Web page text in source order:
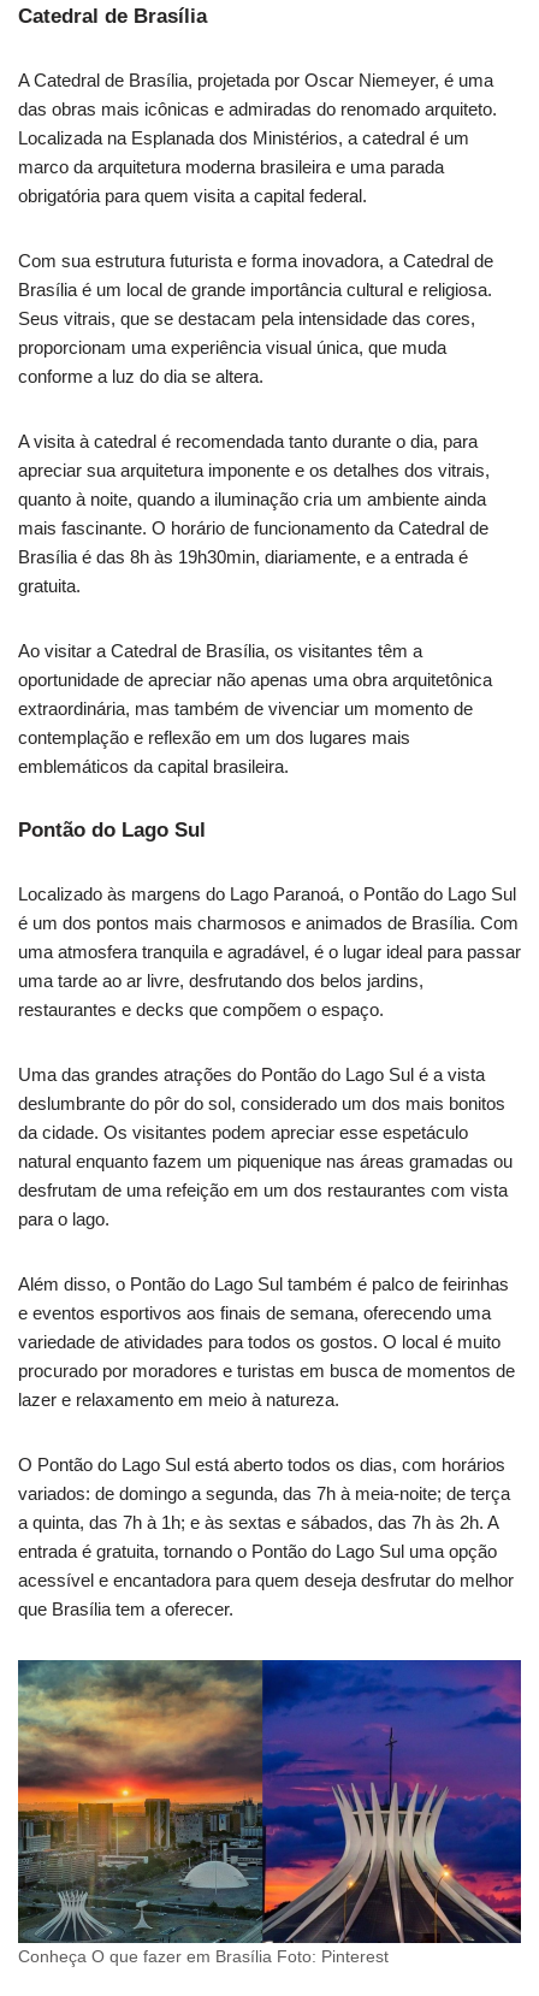
Catedral de Brasília
A Catedral de Brasília, projetada por Oscar Niemeyer, é uma
das obras mais icônicas e admiradas do renomado arquiteto.
Localizada na Esplanada dos Ministérios, a catedral é um
marco da arquitetura moderna brasileira e uma parada
obrigatória para quem visita a capital federal.
Com sua estrutura futurista e forma inovadora, a Catedral de
Brasília é um local de grande importância cultural e religiosa.
Seus vitrais, que se destacam pela intensidade das cores,
proporcionam uma experiência visual única, que muda
conforme a luz do dia se altera.
A visita à catedral é recomendada tanto durante o dia, para
apreciar sua arquitetura imponente e os detalhes dos vitrais,
quanto à noite, quando a iluminação cria um ambiente ainda
mais fascinante. O horário de funcionamento da Catedral de
Brasília é das 8h às 19h30min, diariamente, e a entrada é
gratuita.
Ao visitar a Catedral de Brasília, os visitantes têm a
oportunidade de apreciar não apenas uma obra arquitetônica
extraordinária, mas também de vivenciar um momento de
contemplação e reflexão em um dos lugares mais
emblemáticos da capital brasileira.
Pontão do Lago Sul
Localizado às margens do Lago Paranoá, o Pontão do Lago Sul
é um dos pontos mais charmosos e animados de Brasília. Com
uma atmosfera tranquila e agradável, é o lugar ideal para passar
uma tarde ao ar livre, desfrutando dos belos jardins,
restaurantes e decks que compõem o espaço.
Uma das grandes atrações do Pontão do Lago Sul é a vista
deslumbrante do pôr do sol, considerado um dos mais bonitos
da cidade. Os visitantes podem apreciar esse espetáculo
natural enquanto fazem um piquenique nas áreas gramadas ou
desfrutam de uma refeição em um dos restaurantes com vista
para o lago.
Além disso, o Pontão do Lago Sul também é palco de feirinhas
e eventos esportivos aos finais de semana, oferecendo uma
variedade de atividades para todos os gostos. O local é muito
procurado por moradores e turistas em busca de momentos de
lazer e relaxamento em meio à natureza.
O Pontão do Lago Sul está aberto todos os dias, com horários
variados: de domingo a segunda, das 7h à meia-noite; de terça
a quinta, das 7h à 1h; e às sextas e sábados, das 7h às 2h. A
entrada é gratuita, tornando o Pontão do Lago Sul uma opção
acessível e encantadora para quem deseja desfrutar do melhor
que Brasília tem a oferecer.
Conheça O que fazer em Brasília Foto: Pinterest